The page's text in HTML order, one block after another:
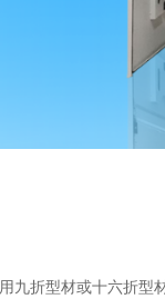
折型材或十六折